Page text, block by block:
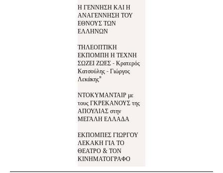
Η ΓΕΝΝΗΣΗ ΚΑΙ Η
ΑΝΑΓΕΝΝΗΣΗ ΤΟΥ
ΕΘΝΟΥΣ ΤΩΝ
ΕΛΛΗΝΩΝ
ΤΗΛΕΟΠΤΙΚΗ
ΕΚΠΟΜΠΗ Η ΤΕΧΝΗ
ΣΩΖΕΙ ΖΩΕΣ - Κρατερός
Κατσούλης - Γιώργος
Λεκάκης"
ΝΤΟΚΥΜΑΝΤΑΙΡ με
τους ΓΚΡΕΚΑΝΟΥΣ της
ΑΠΟΥΛΙΑΣ στην
ΜΕΓΑΛΗ ΕΛΛΑΔΑ
ΕΚΠΟΜΠΕΣ ΓΙΩΡΓΟΥ
ΛΕΚΑΚΗ ΓΙΑ ΤΟ
ΘΕΑΤΡΟ & ΤΟΝ
ΚΙΝΗΜΑΤΟΓΡΑΦΟ